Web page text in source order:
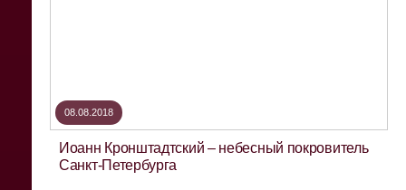
08.08.2018
Иоанн Кронштадтский – небесный покровитель
Санкт-Петербурга